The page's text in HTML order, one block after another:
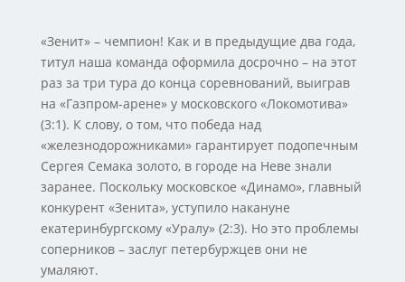
«Зенит» – чемпион! Как и в предыдущие два года,
титул наша команда оформила досрочно – на этот
раз за три тура до конца соревнований, выиграв
на «Газпром-арене» у московского «Локомотива»
(3:1). К слову, о том, что победа над
«железнодорожниками» гарантирует подопечным
Сергея Семака золото, в городе на Неве знали
заранее. Поскольку московское «Динамо», главный
конкурент «Зенита», уступило накануне
екатеринбургскому «Уралу» (2:3). Но это проблемы
соперников – заслуг петербуржцев они не
умаляют.